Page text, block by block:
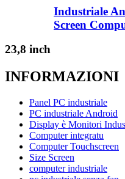
Industriale
Screen
23,8 inch
INFORMAZIONI
Panel PC industriale
PC industriale Android
Display è Monitori
Computer integratu
Computer Touchscreen
Size Screen
computer industriale